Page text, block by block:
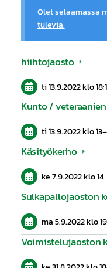
Olet selaamassa
tulevia.
hiihtojaosto
ti 13.9.2022klo
Kunto /
ti 13.9.2022klo 13–
Käsityökerho
ke 7.9.2022klo 14
Sulkapallojaoston
ma 5.9.2022klo 19
Voimistelujaoston